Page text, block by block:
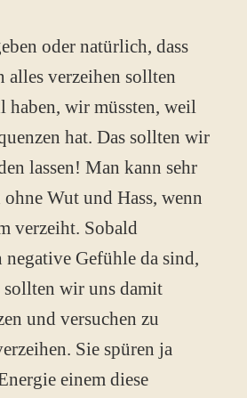
oder natürlich, dass
verzeihen sollten
haben, wir müssten, weil
hat. Das sollten wir
lassen! Man kann sehr
Wut und Hass, wenn
verzeiht. Sobald
Gefühle da sind,
sollten wir uns damit
und versuchen zu
Sie spüren ja
einem diese